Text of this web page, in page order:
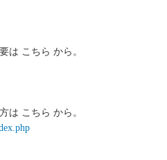
は こちら から。
は こちら から。